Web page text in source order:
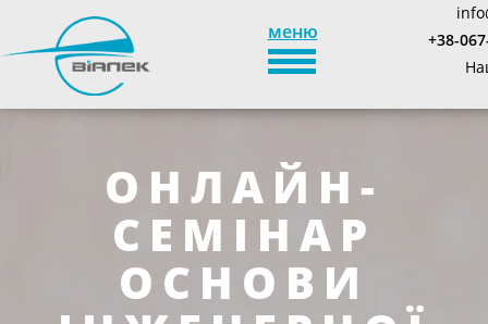
меню
TOGGLE_NAVIGATION
+38-
ОНЛАЙН-
СЕМІНАР
ОСНОВИ